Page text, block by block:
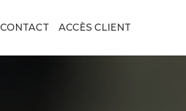
CONTACT ACCÈS CLIENT